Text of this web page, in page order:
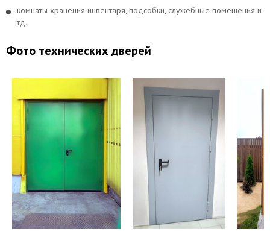
комнаты хранения инвентаря, подсобки, служебные помещения и
тд.
Фото технических дверей